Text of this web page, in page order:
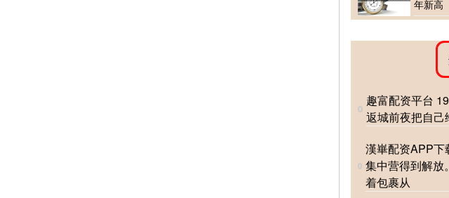
年新高
趣富配资平台
返城前夜把自己
漢崋配资APP下
集中营得到解放
着包裹从